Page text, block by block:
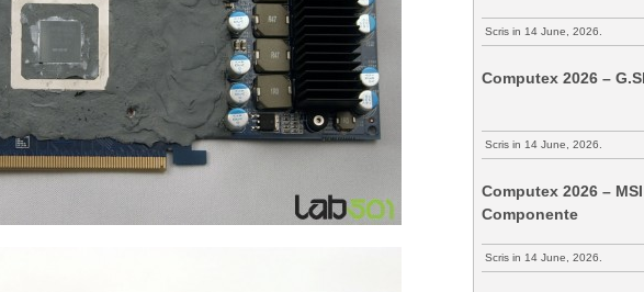
Scris in 14 June, 2026.
Computex 2026 –
Scris in 14 June, 2026.
Computex 2026 –
Componente
Scris in 14 June, 2026.